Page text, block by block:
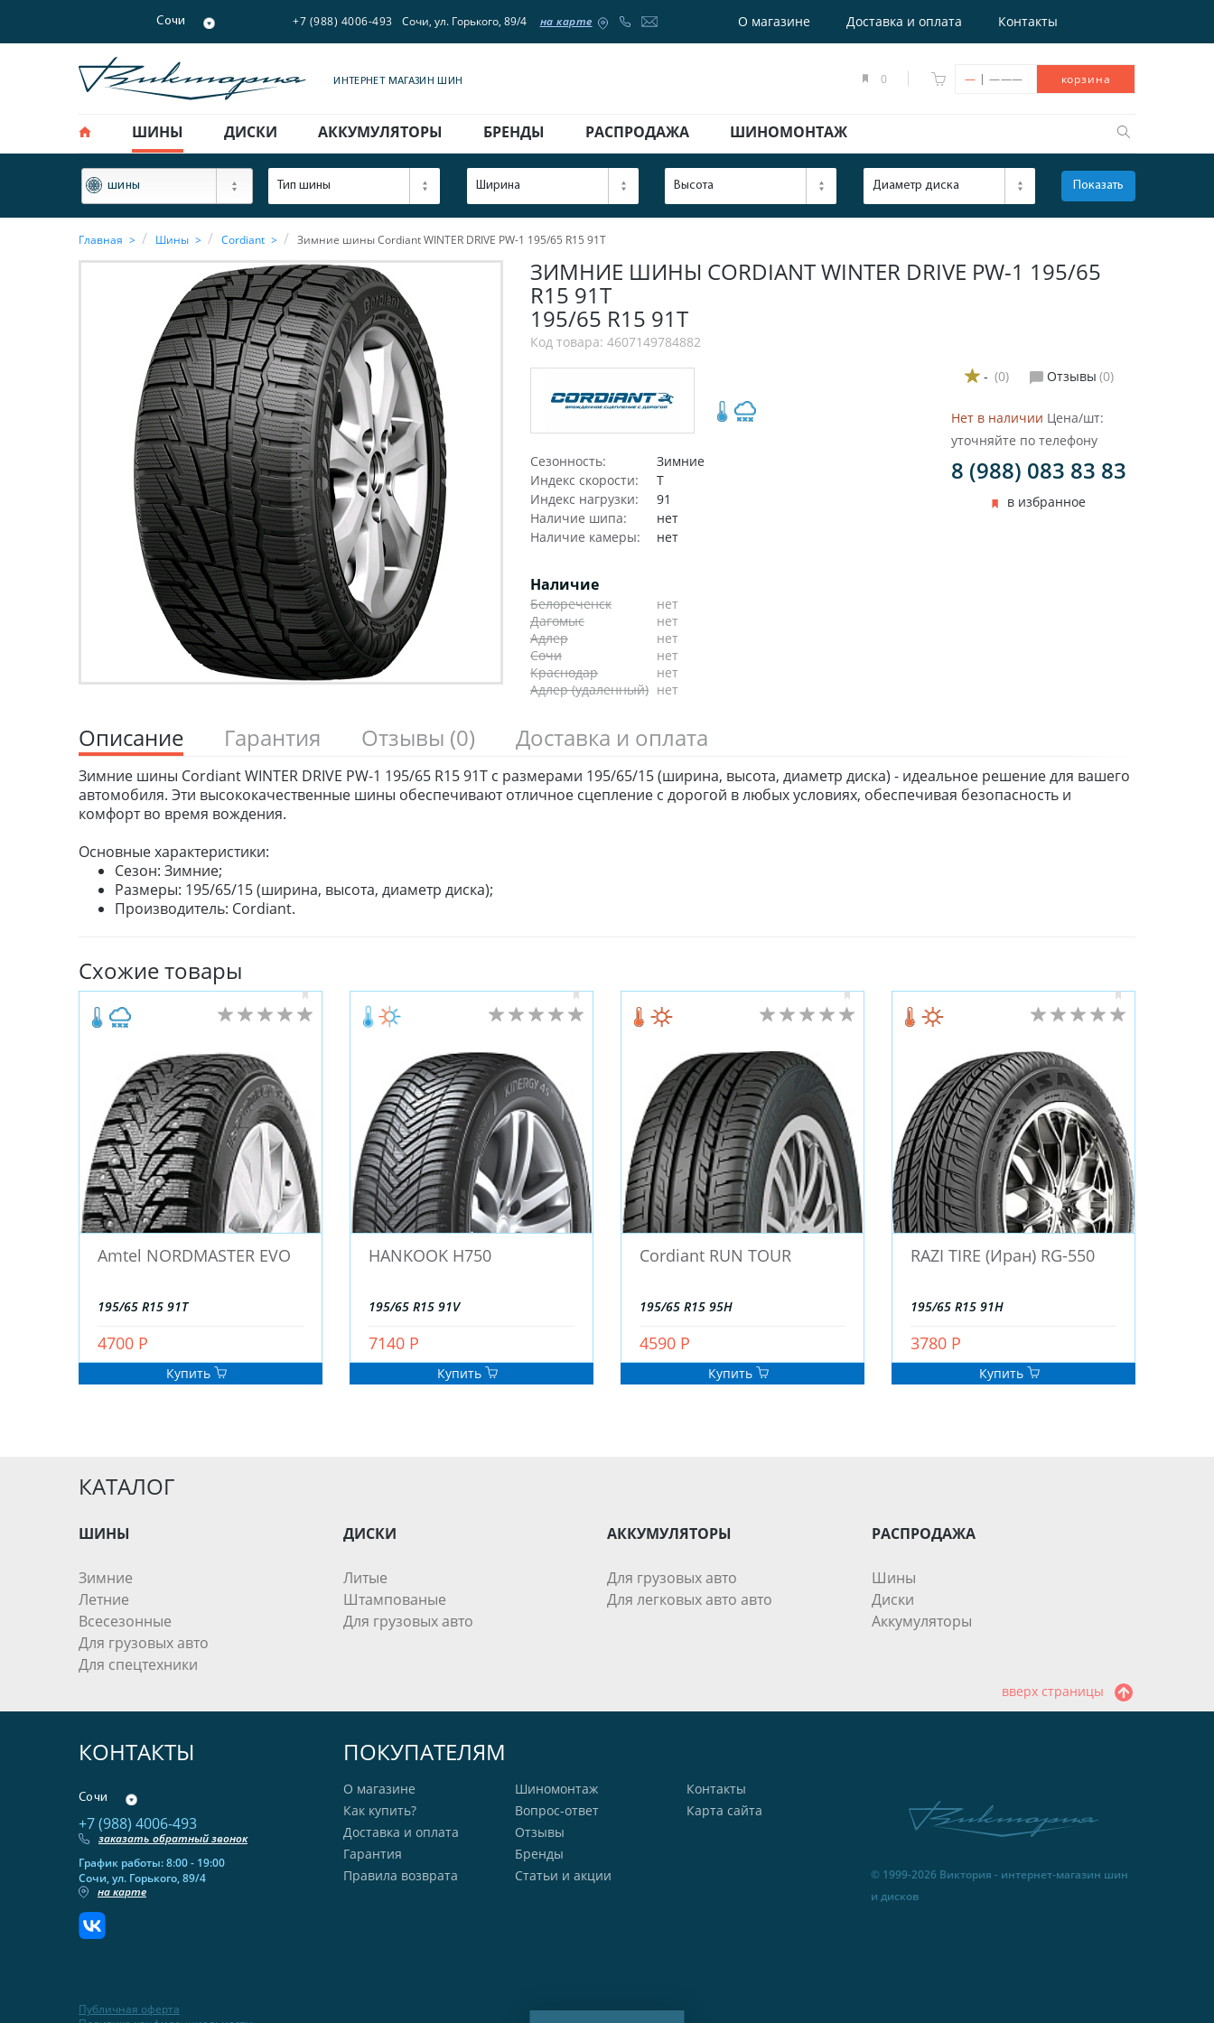
Сочи +7 (988) 4006-493 Сочи, ул. Горького, 89/4 на карте О магазине Доставка и оплата Контакты
ИНТЕРНЕТ МАГАЗИН ШИН 0 — | ——— корзина
ШИНЫ ДИСКИ АККУМУЛЯТОРЫ БРЕНДЫ РАСПРОДАЖА ШИНОМОНТАЖ
ФИЛЬТР ОТКРЫТЬ
шины Тип шины Ширина Высота Диаметр диска Показать
Главная Шины Cordiant Зимние шины Cordiant WINTER DRIVE PW-1 195/65 R15 91T
ЗИМНИЕ ШИНЫ CORDIANT WINTER DRIVE PW-1 195/65
R15 91T
195/65 R15 91T
Код товара: 4607149784882
Сезонность:
Зимние
Индекс скорости:
T
Индекс нагрузки:
91
Наличие шипа:
нет
Наличие камеры:
нет
Наличие
Белореченск
нет
Дагомыс
нет
Адлер
нет
Сочи
нет
Краснодар
нет
Адлер (удаленный) нет
- (0) Отзывы (0)
Нет в наличии Цена/шт:
уточняйте по телефону
8 (988) 083 83 83
в избранное
Описание Гарантия Отзывы (0) Доставка и оплата
Зимние шины Cordiant WINTER DRIVE PW-1 195/65 R15 91T с размерами 195/65/15 (ширина, высота, диаметр диска) - идеальное решение для вашего
автомобиля. Эти высококачественные шины обеспечивают отличное сцепление с дорогой в любых условиях, обеспечивая безопасность и
комфорт во время вождения.
Основные характеристики:
Сезон: Зимние;
Размеры: 195/65/15 (ширина, высота, диаметр диска);
Производитель: Cordiant.
Схожие товары
Amtel NORDMASTER EVO
195/65 R15 91T
4700 Р
Купить
HANKOOK H750
195/65 R15 91V
7140 Р
Купить
Cordiant RUN TOUR
195/65 R15 95H
4590 Р
Купить
RAZI TIRE (Иран) RG-550
195/65 R15 91H
3780 Р
Купить
КАТАЛОГ
ШИНЫ
Зимние
Летние
Всесезонные
Для грузовых авто
Для спецтехники
ДИСКИ
Литые
Штампованые
Для грузовых авто
АККУМУЛЯТОРЫ
Для грузовых авто
Для легковых авто авто
РАСПРОДАЖА
Шины
Диски
Аккумуляторы
вверх страницы
КОНТАКТЫ
Сочи
+7 (988) 4006-493
заказать обратный звонок
График работы: 8:00 - 19:00
Сочи, ул. Горького, 89/4
на карте
ПОКУПАТЕЛЯМ
О магазине
Как купить?
Доставка и оплата
Гарантия
Правила возврата
Шиномонтаж
Вопрос-ответ
Отзывы
Бренды
Статьи и акции
Контакты
Карта сайта
© 1999-2026 Виктория - интернет-магазин шин
и дисков
Публичная оферта